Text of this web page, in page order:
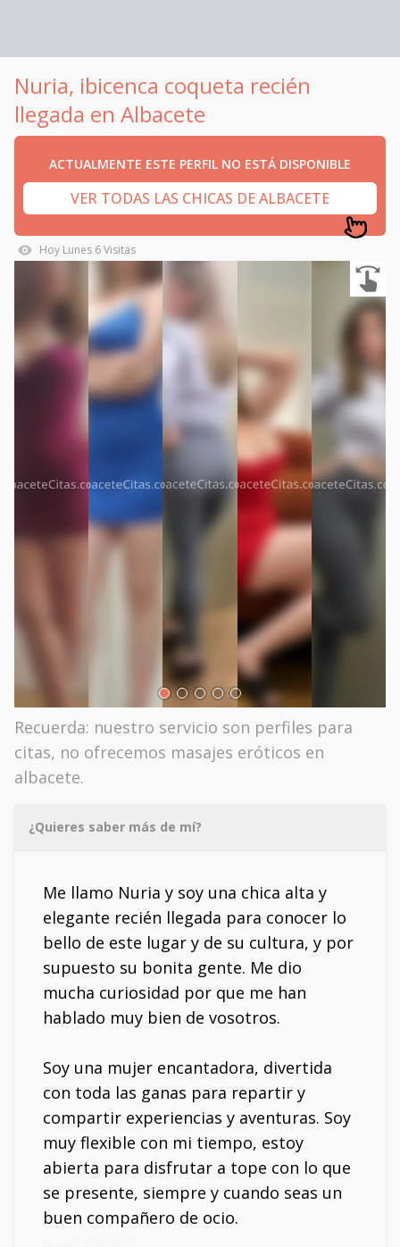
Nuria, ibicenca coqueta recién
llegada en Albacete
ACTUALMENTE ESTE PERFIL NO ESTÁ DISPONIBLE
VER TODAS LAS CHICAS DE ALBACETE
Hoy Lunes 6Visitas
Recuerda: nuestro servicio son perfiles para
citas, no ofrecemos masajes eróticos en
albacete.
¿Quieres saber más de mí?
Me llamo Nuria y soy una chica alta y
elegante recién llegada para conocer lo
bello de este lugar y de su cultura, y por
supuesto su bonita gente. Me dio
mucha curiosidad por que me han
hablado muy bien de vosotros.
Soy una mujer encantadora, divertida
con toda las ganas para repartir y
compartir experiencias y aventuras. Soy
muy flexible con mi tiempo, estoy
abierta para disfrutar a tope con lo que
se presente, siempre y cuando seas un
buen compañero de ocio.